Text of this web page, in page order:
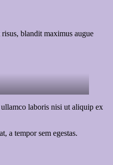
blandit maximus augue
laboris nisi ut aliquip ex
a tempor sem egestas.